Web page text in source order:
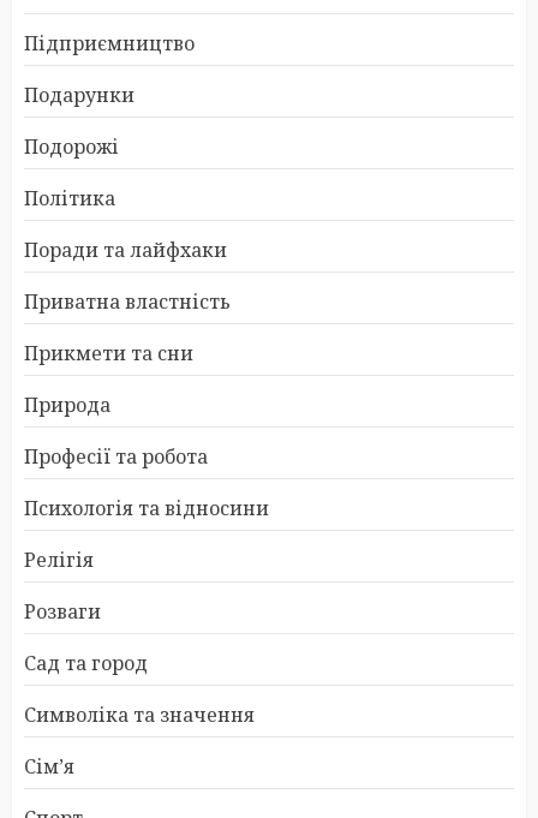
Підприємництво
Подарунки
Подорожі
Політика
Поради та лайфхаки
Приватна властність
Прикмети та сни
Природа
Професії та робота
Психологія та відносини
Релігія
Розваги
Сад та город
Символіка та значення
Сім’я